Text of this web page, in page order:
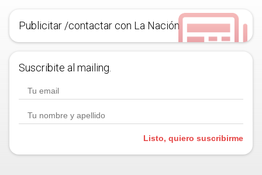
Publicitar /contactar con La Nación
Suscribite al mailing.
Listo, quiero suscribirme